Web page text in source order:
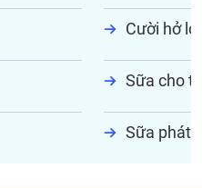
Cười hở lợi
Sữa cho
Sữa phát